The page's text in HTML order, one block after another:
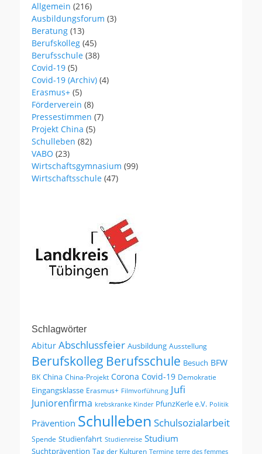
Allgemein (216)
Ausbildungsforum (3)
Beratung (13)
Berufskolleg (45)
Berufsschule (38)
Covid-19 (5)
Covid-19 (Archiv) (4)
Erasmus+ (5)
Förderverein (8)
Pressestimmen (7)
Projekt China (5)
Schulleben (82)
VABO (23)
Wirtschaftsgymnasium (99)
Wirtschaftsschule (47)
Schlagwörter
Abitur Abschlussfeier Ausbildung Ausstellung
Berufskolleg Berufsschule Besuch BFW
BK China China-Projekt Corona Covid-19 Demokratie
Eingangsklasse Erasmus+ Filmvorführung Jufi
Juniorenfirma krebskranke Kinder PfunzKerle e.V. Politik
Prävention Schulleben Schulsozialarbeit
Spende Studienfahrt Studienreise Studium
Suchtprävention Tag der Kulturen Termine terre des femmes